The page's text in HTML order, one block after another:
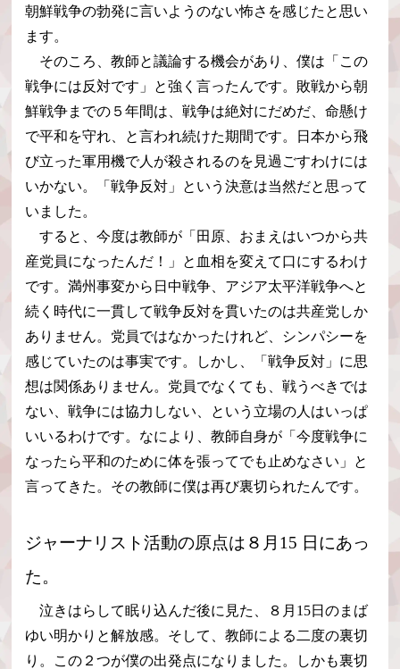
朝鮮戦争の勃発に言いようのない怖さを感じたと思い
ます。
そのころ、教師と議論する機会があり、僕は「この
戦争には反対です」と強く言ったんです。敗戦から朝
鮮戦争までの５年間は、戦争は絶対にだめだ、命懸け
で平和を守れ、と言われ続けた期間です。日本から飛
び立った軍用機で人が殺されるのを見過ごすわけには
いかない。「戦争反対」という決意は当然だと思って
いました。
すると、今度は教師が「田原、おまえはいつから共
産党員になったんだ！」と血相を変えて口にするわけ
です。満州事変から日中戦争、アジア太平洋戦争へと
続く時代に一貫して戦争反対を貫いたのは共産党しか
ありません。党員ではなかったけれど、シンパシーを
感じていたのは事実です。しかし、「戦争反対」に思
想は関係ありません。党員でなくても、戦うべきでは
ない、戦争には協力しない、という立場の人はいっぱ
いいるわけです。なにより、教師自身が「今度戦争に
なったら平和のために体を張ってでも止めなさい」と
言ってきた。その教師に僕は再び裏切られたんです。
ジャーナリスト活動の原点は８月15 日にあっ
た。
泣きはらして眠り込んだ後に見た、８月15日のまば
ゆい明かりと解放感。そして、教師による二度の裏切
り。この２つが僕の出発点になりました。しかも裏切